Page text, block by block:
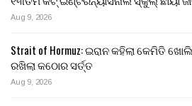
Aug 9, 2026
Strait of Hormuz: ଇରାନ କହିଲା କେମିତି
ରଖିଲା କଠୋର ସର୍ତ୍ତ
Aug 9, 2026